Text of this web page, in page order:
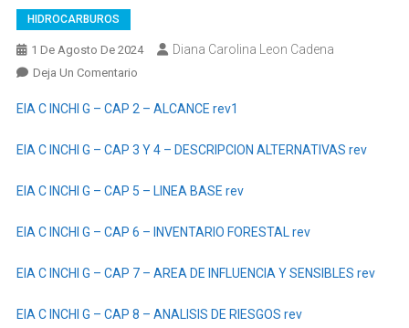
HIDROCARBUROS
1 De Agosto De 2024 Diana Carolina Leon Cadena
Deja Un ComentarioEn
DE
CIUDADANA
EL
DE
AMBIENTAL
EIA C INCHI G – CAP 2 – ALCANCE rev1
EIA C INCHI G – CAP 3 Y 4 – DESCRIPCION ALTERNATIVAS rev
EIA C INCHI G – CAP 5 – LINEA BASE rev
EIA C INCHI G – CAP 6 – INVENTARIO FORESTAL rev
EIA C INCHI G – CAP 7 – AREA DE INFLUENCIA Y SENSIBLES rev
EIA C INCHI G – CAP 8 – ANALISIS DE RIESGOS rev